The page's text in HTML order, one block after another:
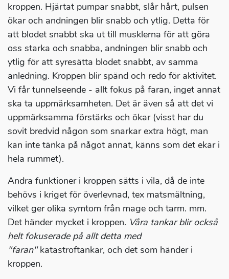
kroppen. Hjärtat pumpar snabbt, slår hårt, pulsen
ökar och andningen blir snabb och ytlig. Detta för
att blodet snabbt ska ut till musklerna för att göra
oss starka och snabba, andningen blir snabb och
ytlig för att syresätta blodet snabbt, av samma
anledning. Kroppen blir spänd och redo för aktivitet.
Vi får tunnelseende - allt fokus på faran, inget annat
ska ta uppmärksamheten. Det är även så att det vi
uppmärksamma förstärks och ökar (visst har du
sovit bredvid någon som snarkar extra högt, man
kan inte tänka på något annat, känns som det ekar i
hela rummet).
Andra funktioner i kroppen sätts i vila, då de inte
behövs i kriget för överlevnad, tex matsmältning,
vilket ger olika symtom från mage och tarm. mm.
Det händer mycket i kroppen. Våra tankar blir också
helt fokuserade på allt detta med
"faran"katastroftankar, och det som händer i
kroppen.